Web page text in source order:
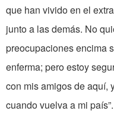
que han vivido en el
junto a las demás. No
preocupaciones encima
enferma; pero estoy
con mis amigos de aquí,
cuando vuelva a mi país”.